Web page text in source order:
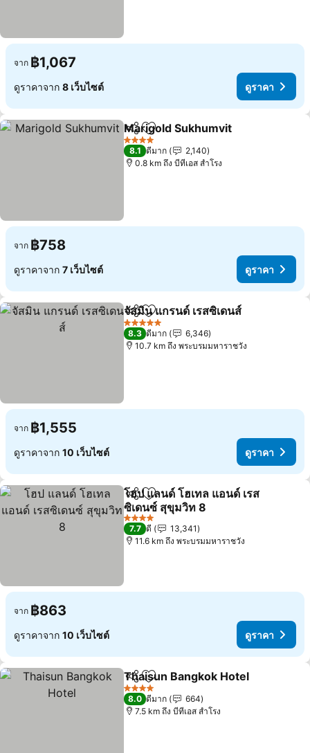
จาก ฿1,067
ดูราคาจาก 8 เว็บไซต์ ดูราคา
แชร์ เพิ่มในรายการโปรด
Marigold Sukhumvit
4 ดาว
8.1 ดีมาก
2,140
0.8 km ถึง บีทีเอส สำโรง
จาก ฿758
ดูราคาจาก 7 เว็บไซต์ ดูราคา
แชร์ เพิ่มในรายการโปรด
จัสมิน แกรนด์ เรสซิเดนส์
5 ดาว
8.3 ดีมาก
6,346
10.7 km ถึง พระบรมมหาราชวัง
จาก ฿1,555
ดูราคาจาก 10 เว็บไซต์ ดูราคา
แชร์ เพิ่มในรายการโปรด
โฮป แลนด์ โฮเทล แอนด์ เรส
ซิเดนซ์ สุขุมวิท 8
ดูราคา
4 ดาว
7.7 ดี
13,341
11.6 km ถึง พระบรมมหาราชวัง
จาก ฿863
ดูราคาจาก 10 เว็บไซต์ ดูราคา
แชร์ เพิ่มในรายการโปรด
Thaisun Bangkok Hotel
4 ดาว
8.0 ดีมาก
664
7.5 km ถึง บีทีเอส สำโรง